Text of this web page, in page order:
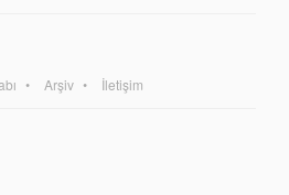
Arşiv İletişim